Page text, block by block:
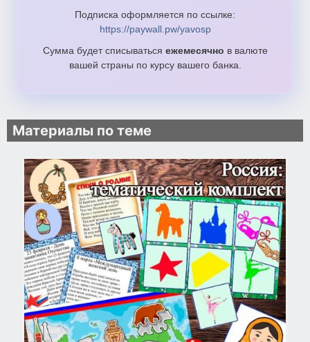
Подписка оформляется по ссылке:
https://paywall.pw/yavosp
Сумма будет списываться ежемесячно в валюте
вашей страны по курсу вашего банка.
Материалы по теме